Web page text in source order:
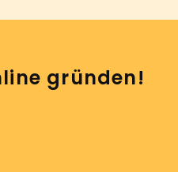
gründen!